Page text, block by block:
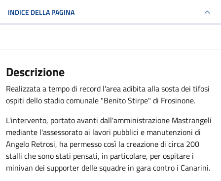
INDICE DELLA PAGINA
Descrizione
Realizzata a tempo di record l'area adibita alla sosta dei tifosi
ospiti dello stadio comunale "Benito Stirpe" di Frosinone.
L'intervento, portato avanti dall'amministrazione Mastrangeli
mediante l'assessorato ai lavori pubblici e manutenzioni di
Angelo Retrosi, ha permesso così la creazione di circa 200
stalli che sono stati pensati, in particolare, per ospitare i
minivan dei supporter delle squadre in gara contro i Canarini.